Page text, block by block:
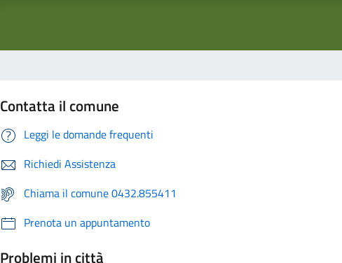
Contatta il comune
Leggi le domande frequenti
Richiedi Assistenza
Chiama il comune 0432.855411
Prenota un appuntamento
Problemi in città